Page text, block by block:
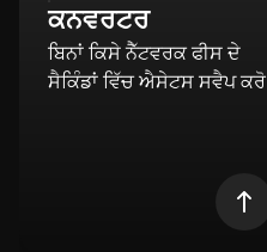
ਕਨਵਰਟਰ
ਬਿਨਾਂ ਕਿਸੇ ਨੈੱਟਵਰਕ ਫੀਸ ਦੇ
ਸੈਕਿੰਡਾਂ ਵਿੱਚ ਐਸੇਟਸ ਸਵੈਪ ਕਰੋ